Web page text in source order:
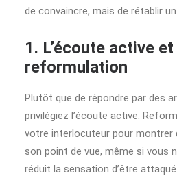
de convaincre, mais de rétablir
1. L’écoute active
reformulation
Plutôt que de répondre par des
privilégiez l’écoute active.
votre interlocuteur pour montrer
son point de vue, même si vous
réduit la sensation d’être